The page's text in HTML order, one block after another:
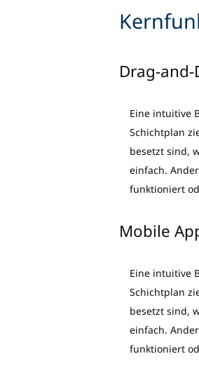
Drag-
Eine intuitive
Schichtplan
besetzt sind,
einfach.
funktioniert
Mobile
Eine intuitive
Schichtplan
besetzt sind,
einfach.
funktioniert